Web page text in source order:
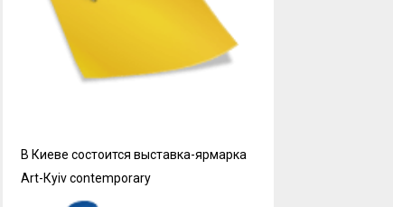
В Киеве состоится выставка-ярмарка
Art-Кyiv contemporary